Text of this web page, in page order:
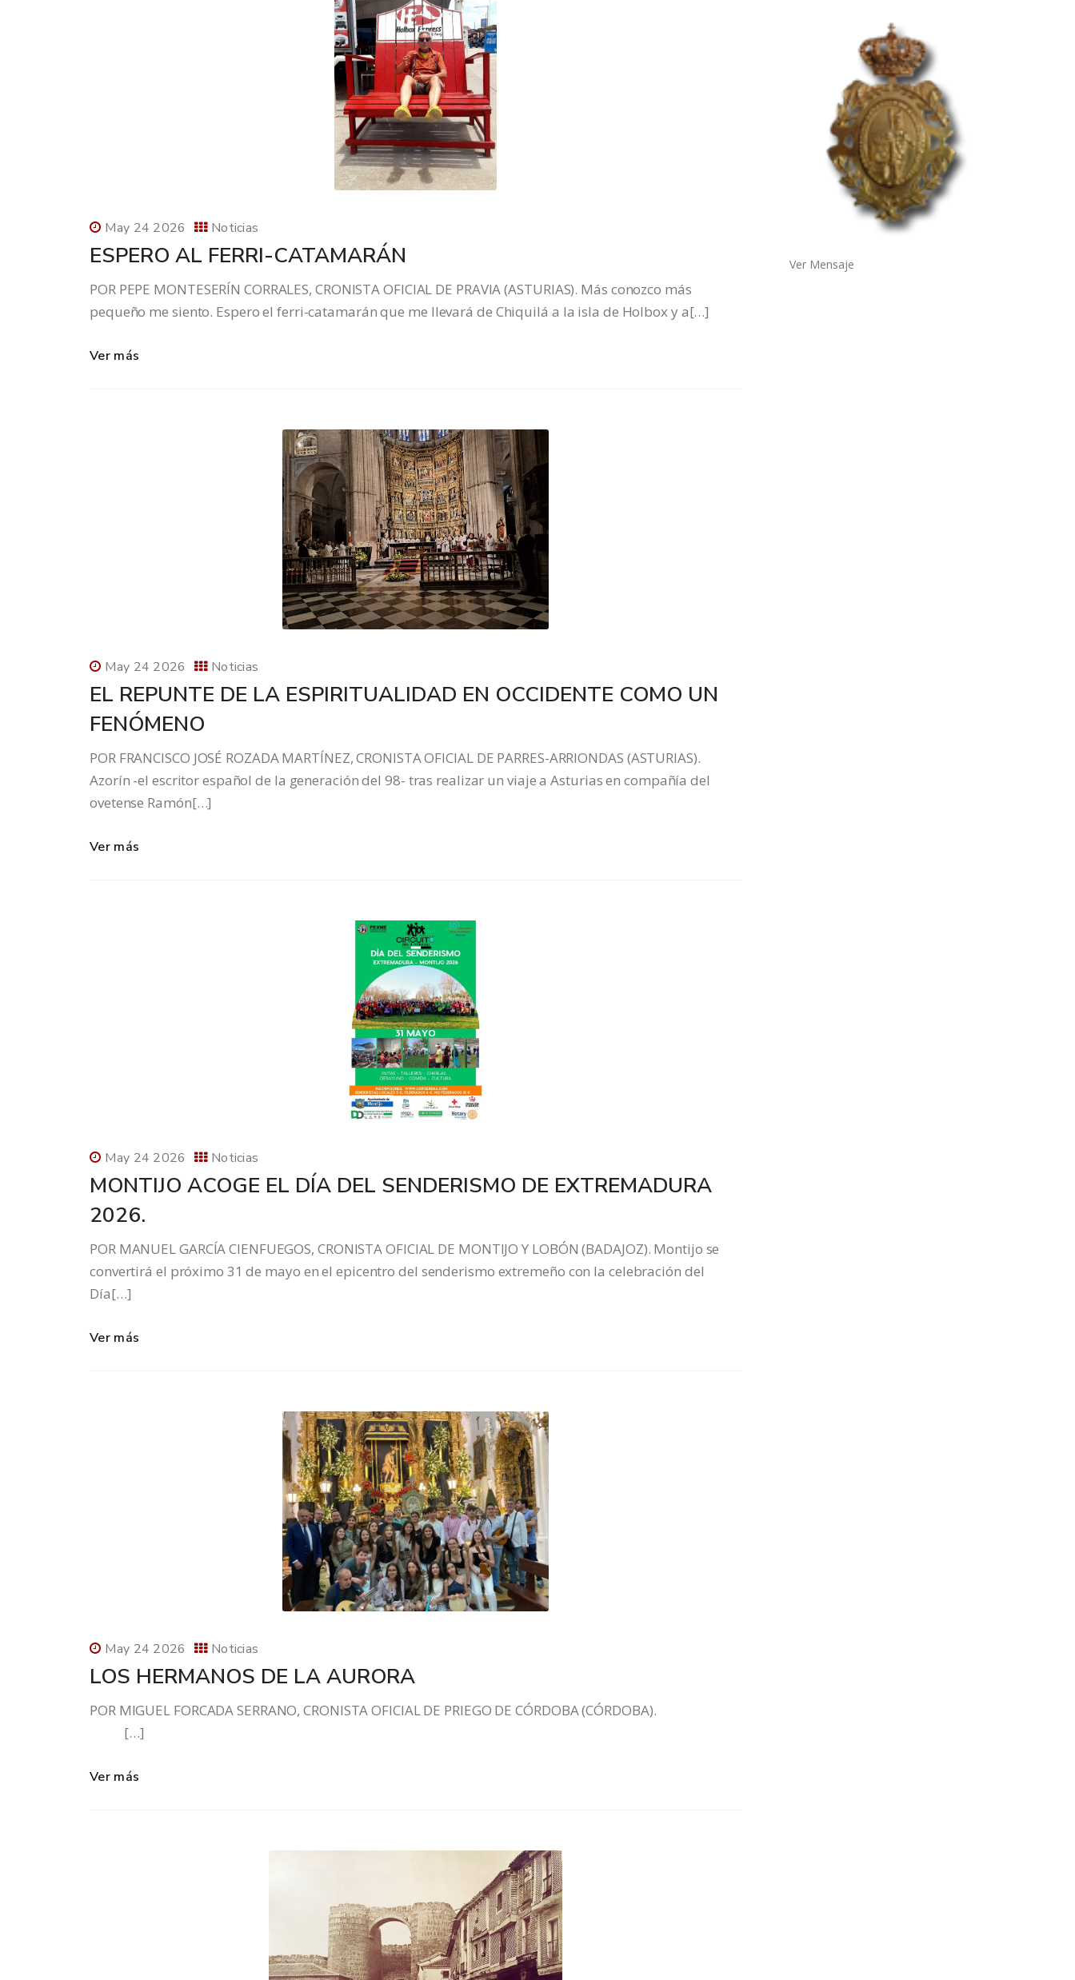
May 24 2026 Noticias
ESPERO AL FERRI-CATAMARÁN
POR PEPE MONTESERÍN CORRALES, CRONISTA OFICIAL DE PRAVIA (ASTURIAS). Más conozco más
pequeño me siento. Espero el ferri-catamarán que me llevará de Chiquilá a la isla de Holbox y a[…]
Ver más
May 24 2026 Noticias
EL REPUNTE DE LA ESPIRITUALIDAD EN OCCIDENTE COMO UN
FENÓMENO
POR FRANCISCO JOSÉ ROZADA MARTÍNEZ, CRONISTA OFICIAL DE PARRES-ARRIONDAS (ASTURIAS).
Azorín -el escritor español de la generación del 98- tras realizar un viaje a Asturias en compañía del
ovetense Ramón[…]
Ver más
May 24 2026 Noticias
MONTIJO ACOGE EL DÍA DEL SENDERISMO DE EXTREMADURA
2026.
POR MANUEL GARCÍA CIENFUEGOS, CRONISTA OFICIAL DE MONTIJO Y LOBÓN (BADAJOZ). Montijo se
convertirá el próximo 31 de mayo en el epicentro del senderismo extremeño con la celebración del
Día[…]
Ver más
May 24 2026 Noticias
LOS HERMANOS DE LA AURORA
POR MIGUEL FORCADA SERRANO, CRONISTA OFICIAL DE PRIEGO DE CÓRDOBA (CÓRDOBA).
[…]
Ver más
Ver Mensaje